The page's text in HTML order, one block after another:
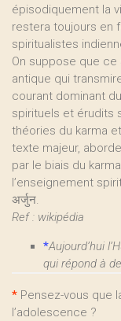
épisodiquement la
restera toujours en
spiritualistes
On suppose que ce
antique qui
courant dominant
spirituels et érudits
théories du karma
texte majeur,
par le biais du
l’enseignement
अर्जुन.
Ref : wikipédia
*Aujourd’hui
qui répond à
* Pensez-vous que
l’adolescence ?